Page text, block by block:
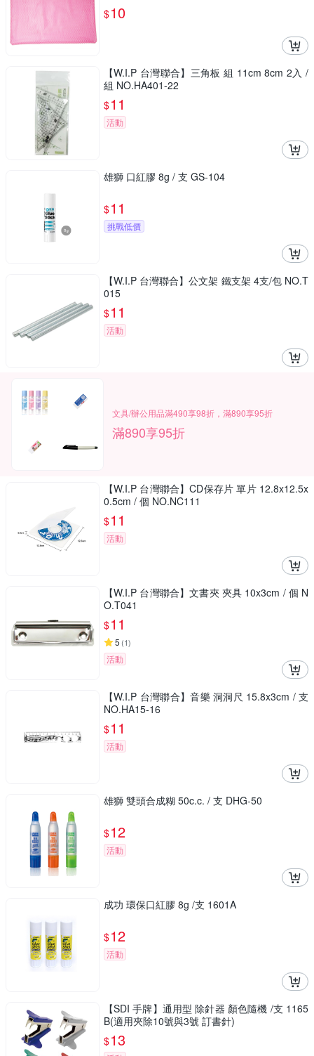
$10
【W.I.P 台灣聯合】三角板 組 11cm 8cm 2入 /
組 NO.HA401-22
$11
活動
雄獅 口紅膠 8g / 支 GS-104
$11
挑戰低價
【W.I.P 台灣聯合】公文架 鐵支架 4支/包 NO.T
015
$11
活動
文具/辦公用品滿490享98折，滿890享95折
滿890享95折
【W.I.P 台灣聯合】CD保存片 單片 12.8x12.5x
0.5cm / 個 NO.NC111
$11
活動
【W.I.P 台灣聯合】文書夾 夾具 10x3cm / 個 N
O.T041
$11
5 (1)
活動
【W.I.P 台灣聯合】音樂 洞洞尺 15.8x3cm / 支
NO.HA15-16
$11
活動
雄獅 雙頭合成糊 50c.c. / 支 DHG-50
$12
活動
成功 環保口紅膠 8g /支 1601A
$12
活動
【SDI 手牌】通用型 除針器 顏色隨機 /支 1165
B(適用夾除10號與3號 訂書針)
$13